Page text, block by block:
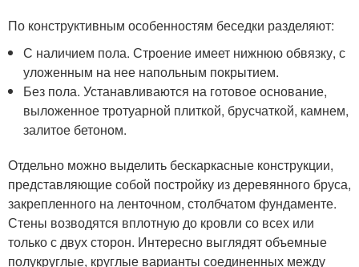
По конструктивным особенностям беседки разделяют:
С наличием пола. Строение имеет нижнюю обвязку, с
уложенным на нее напольным покрытием.
Без пола. Устанавливаются на готовое основание,
выложенное тротуарной плиткой, брусчаткой, камнем,
залитое бетоном.
Отдельно можно выделить бескаркасные конструкции,
представляющие собой постройку из деревянного бруса,
закрепленного на ленточном, столбчатом фундаменте.
Стены возводятся вплотную до кровли со всех или
только с двух сторон. Интересно выглядят объемные
полукруглые, круглые варианты соединенных между